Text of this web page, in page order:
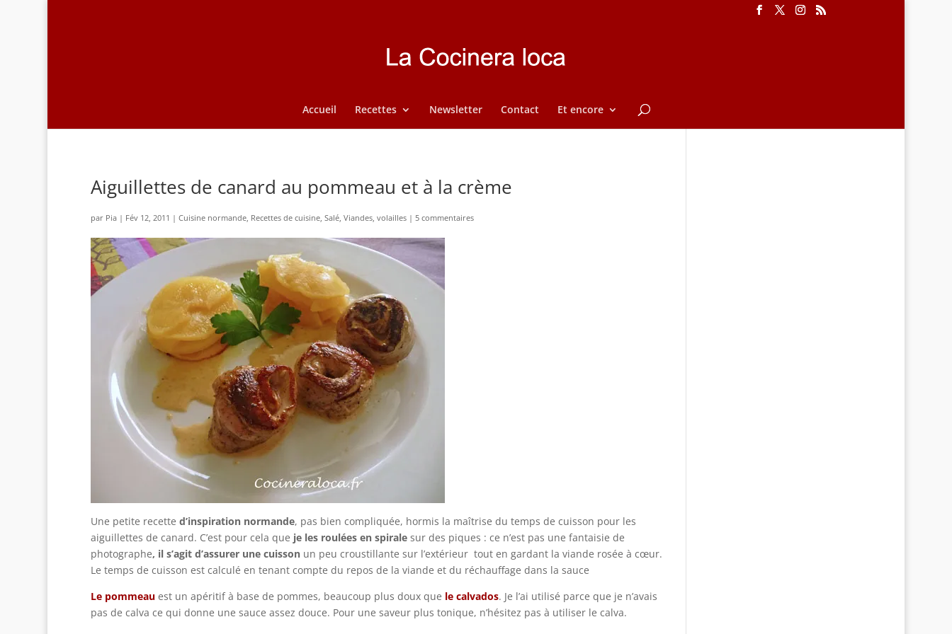
Accueil Recettes Newsletter Contact Et encore
Aiguillettes de canard au pommeau et à la crème
par Pia| Fév 12, 2011 | Cuisine normande, Recettes de cuisine, Salé, Viandes, volailles| 5 commentaires
Une petite recette d’inspiration normande, pas bien compliquée, hormis la maîtrise du temps de cuisson pour les
aiguillettes de canard. C’est pour cela que je les roulées en spiralesur des piques : ce n’est pas une fantaisie de
photographe, il s’agit d’assurer une cuisson un peu croustillante sur l’extérieur tout en gardant la viande rosée à cœur.
Le temps de cuisson est calculé en tenant compte du repos de la viande et du réchauffage dans la sauce
Le pommeauest un apéritif à base de pommes, beaucoup plus doux que le calvados. Je l’ai utilisé parce que je n’avais
pas de calva ce qui donne une sauce assez douce. Pour une saveur plus tonique, n’hésitez pas à utiliser le calva.